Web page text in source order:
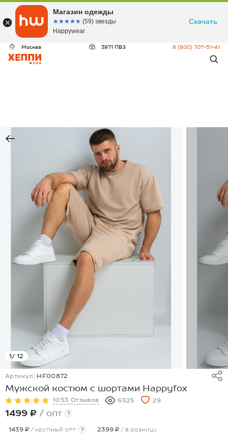
Москва 3971 ПВЗ 8 (800) 707-51-41
1/ 12
Артикул: HF00872
Мужской костюм с шортами Happyfox
1053 Отзывов 6525 29
1499 ₽ / опт ?
1439 ₽ / крупный опт ? 2399 ₽ / в розницу
Магазин одежды
☆☆☆☆☆
★★★★★ (59) звезды
Happywear
Скачать